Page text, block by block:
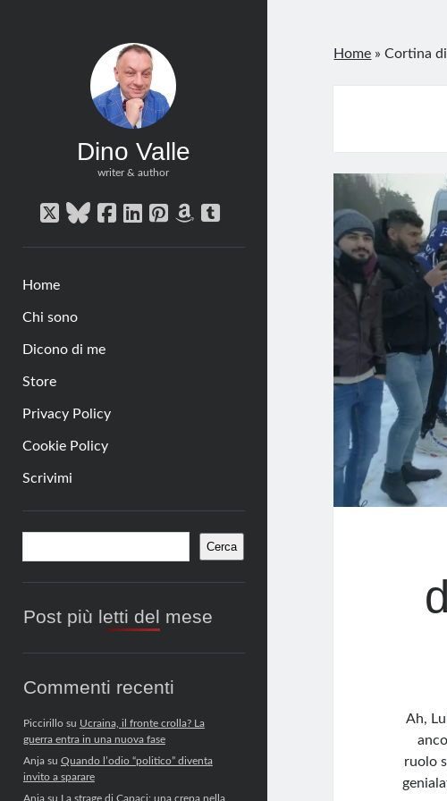
Dino Valle
writer & author
twitterbluesky
facebook
linkedin
pinterest
amazon
tumblr
Home
Chi sono
Dicono di me
Store
Privacy Policy
Cookie Policy
Scrivimi
Barra
laterale
Cerca
Post più letti del mese
Commenti recenti
Piccirillosu Ucraina, il fronte crolla? La
guerra entra in una nuova fase
Anjasu Quando l’odio “politico” diventa
invito a sparare
Anjasu La strage di Capaci: una crepa nella
Home »Cortina
Ah,
ruolo